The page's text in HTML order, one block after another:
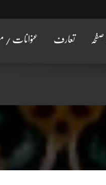
صفحہ تعارف عنوانات /